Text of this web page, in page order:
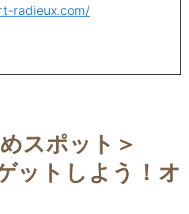
radieux.com/
スポット＞
ットしよう！オ